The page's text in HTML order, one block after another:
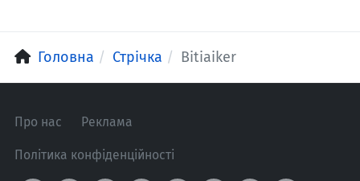
Головна Стрічка Bitiaiker
Про нас Реклама
Політика конфіденційності